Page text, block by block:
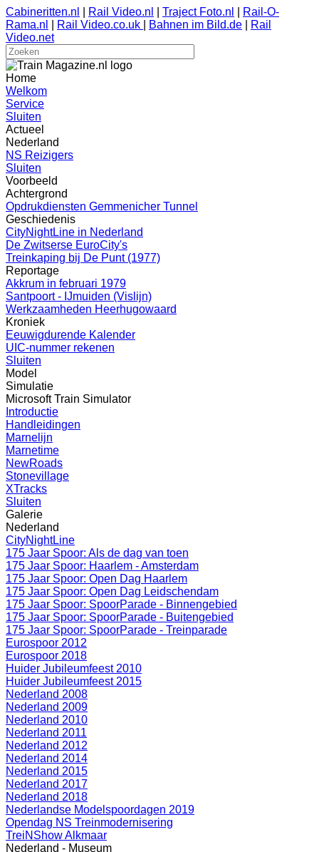
Cabineritten.nl Rail Video.nl Traject Foto.nl
Rail-O-
Rama.nl
Rail Video.co.uk Bahnen im Bild.de
Rail
Video.net
Home
Welkom
Service
Sluiten
Actueel
Nederland
NS Reizigers
Sluiten
Voorbeeld
Achtergrond
Opdrukdiensten Gemmenicher Tunnel
Geschiedenis
CityNightLine in Nederland
De Zwitserse EuroCity's
Treinkaping bij De Punt (1977)
Reportage
Akkrum in februari 1979
Santpoort - IJmuiden (Vislijn)
Werkzaamheden Heerhugowaard
Kroniek
Eeuwigdurende Kalender
UIC-nummer rekenen
Sluiten
Model
Simulatie
Microsoft Train Simulator
Introductie
Handleidingen
Marnelijn
Marnetime
NewRoads
Stonevillage
XTracks
Sluiten
Galerie
Nederland
CityNightLine
175 Jaar Spoor: Als de dag van toen
175 Jaar Spoor: Haarlem - Amsterdam
175 Jaar Spoor: Open Dag Haarlem
175 Jaar Spoor: Open Dag Leidschendam
175 Jaar Spoor: SpoorParade - Binnengebied
175 Jaar Spoor: SpoorParade - Buitengebied
175 Jaar Spoor: SpoorParade - Treinparade
Eurospoor 2012
Eurospoor 2018
Huider Jubileumfeest 2010
Huider Jubileumfeest 2015
Nederland 2008
Nederland 2009
Nederland 2010
Nederland 2011
Nederland 2012
Nederland 2014
Nederland 2015
Nederland 2017
Nederland 2018
Nederlandse Modelspoordagen 2019
Opendag NS Treinmodernisering
TreiNShow Alkmaar
Nederland - Museum